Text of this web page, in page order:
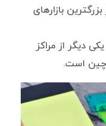
بازارهای
دیگر از مراکز
چین است.